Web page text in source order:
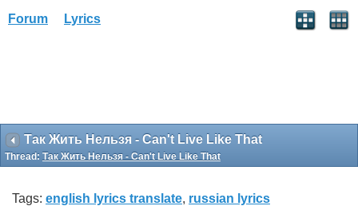
Forum Lyrics
Так Жить Нельзя - Can't Live Like That
Thread: Так Жить Нельзя - Can't Live Like That
Tags: english lyrics translate, russian lyrics